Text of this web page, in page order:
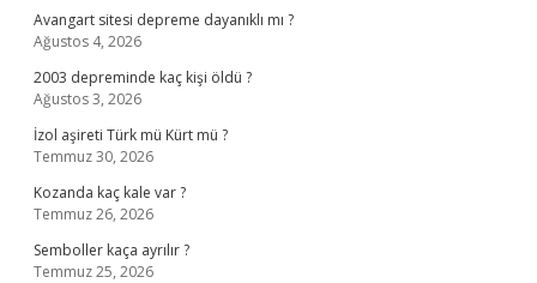
Avangart sitesi depreme dayanıklı mı ?
Ağustos 4, 2026
2003 depreminde kaç kişi öldü ?
Ağustos 3, 2026
İzol aşireti Türk mü Kürt mü ?
Temmuz 30, 2026
Kozanda kaç kale var ?
Temmuz 26, 2026
Semboller kaça ayrılır ?
Temmuz 25, 2026